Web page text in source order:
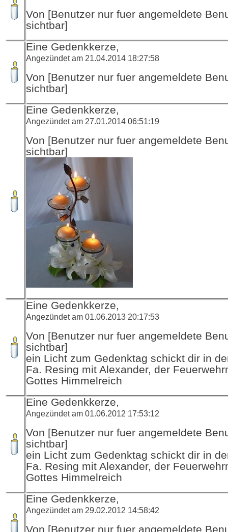
Von [Benutzer nur fuer angemeldete
sichtbar]
Eine Gedenkkerze,
Angezündet am 21.04.2014 18:27:58
Von [Benutzer nur fuer angemeldete
sichtbar]
Eine Gedenkkerze,
Angezündet am 27.01.2014 06:51:19
Von [Benutzer nur fuer angemeldete
sichtbar]
Eine Gedenkkerze,
Angezündet am 01.06.2013 20:17:53
Von [Benutzer nur fuer angemeldete
sichtbar]
ein Licht zum Gedenktag schickt dir in
Fa. Resing mit Alexander, der
Gottes Himmelreich
Eine Gedenkkerze,
Angezündet am 01.06.2012 17:53:12
Von [Benutzer nur fuer angemeldete
sichtbar]
ein Licht zum Gedenktag schickt dir in
Fa. Resing mit Alexander, der
Gottes Himmelreich
Eine Gedenkkerze,
Angezündet am 29.02.2012 14:58:42
Von [Benutzer nur fuer angemeldete